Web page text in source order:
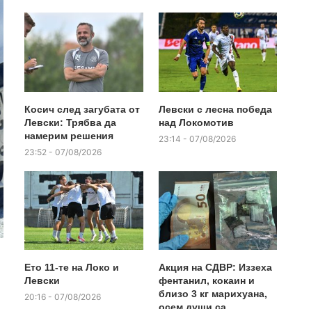
Косич след загубата от
Левски: Трябва да
намерим решения
23:52 - 07/08/2026
Левски с лесна победа
над Локомотив
23:14 - 07/08/2026
Ето 11-те на Локо и
Левски
20:16 - 07/08/2026
Акция на СДВР: Иззеха
фентанил, кокаин и
близо 3 кг марихуана,